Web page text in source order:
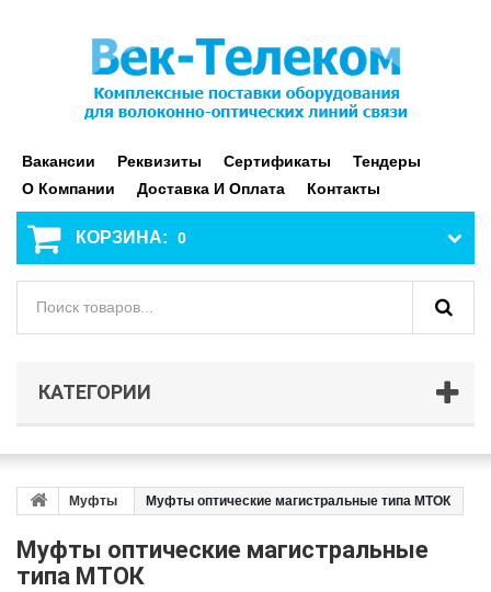
Вакансии Реквизиты Сертификаты
Тендеры
О Компании
Доставка И Оплата Контакты
КОРЗИНА: 0
КАТЕГОРИИ
Муфты Муфты оптические магистральные типа МТОК
Муфты оптические магистральные
типа МТОК